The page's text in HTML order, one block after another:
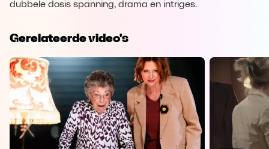
dubbele dosis spanning, drama en intriges.
Gerelateerde video's